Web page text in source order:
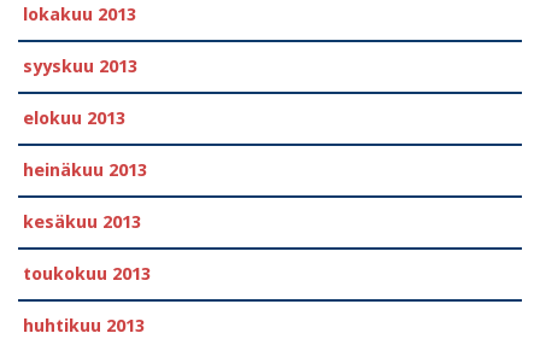
lokakuu 2013
syyskuu 2013
elokuu 2013
heinäkuu 2013
kesäkuu 2013
toukokuu 2013
huhtikuu 2013